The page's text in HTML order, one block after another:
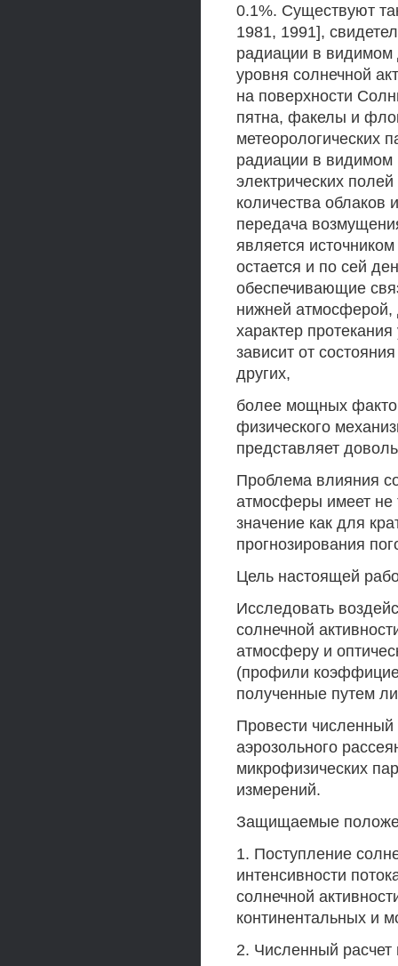
0.1%. Существуют
1981, 1991],
радиации в видимом
уровня солнечной
на поверхности
пятна, факелы и
метеорологических
радиации в видимом
электрических
количества облаков
передача
является
остается и по сей
обеспечивающие
нижней
характер
зависит от
других,
более мощных
физического
представляет
Проблема влияния
атмосферы имеет не
значение как для
прогнозирования
Цель настоящей
Исследовать
солнечной
атмосферу и
(профили
полученные путем
Провести
аэрозольного
микрофизических
измерений.
Защищаемые
1. Поступление
интенсивности
солнечной
континентальных и
2. Численный